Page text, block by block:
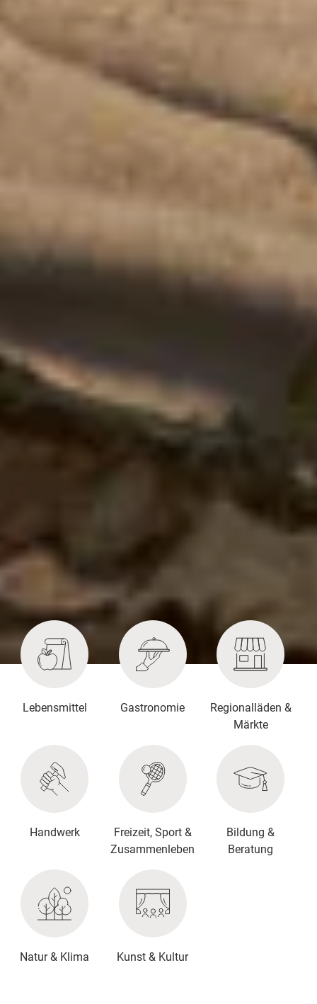
Lebensmittel Gastronomie
Regionalläden &
Märkte
Handwerk
Freizeit, Sport &
Zusammenleben
Bildung &
Beratung
Natur & Klima Kunst & Kultur